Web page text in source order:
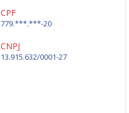
CPF
779.***.***-20
CNPJ
13.915.632/0001-27